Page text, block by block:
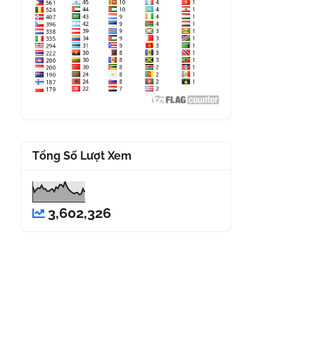
Tổng Số Lượt Xem
3,602,326